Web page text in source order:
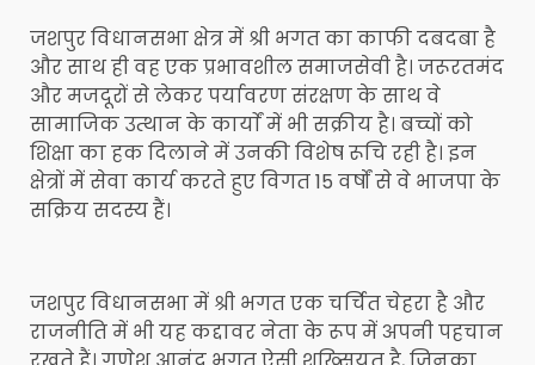
जशपुर विधानसभा क्षेत्र में श्री भगत का काफी दबदबा है
और साथ ही वह एक प्रभावशील समाजसेवी है। जरूरतमंद
और मजदूरों से लेकर पर्यावरण संरक्षण के साथ वे
सामाजिक उत्थान के कार्याें में भी सक्रीय है। बच्चों को
शिक्षा का हक दिलाने में उनकी विशेष रूचि रही है। इन
क्षेत्रों में सेवा कार्य करते हुए विगत 15 वर्षों से वे भाजपा के
सक्रिय सदस्य हैं।
जशपुर विधानसभा में श्री भगत एक चर्चित चेहरा है और
राजनीति में भी यह कद्दावर नेता के रूप में अपनी पहचान